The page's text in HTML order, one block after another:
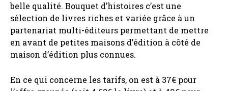
belle qualité. Bouquet d’histoires c’est une
sélection de livres riches et variée grâce à un
partenariat multi-éditeurs permettant de mettre
en avant de petites maisons d’édition à côté de
maison d’édition plus connues.
En ce qui concerne les tarifs, on est à 37€ pour